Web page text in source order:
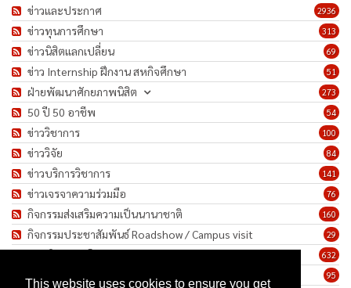
This website uses cookies to ensure you get
2936
ข่าวและประกาศ
313
ข่าวทุนการศึกษา
69
ข่าวนิสิตแลกเปลี่ยน
51
ข่าว Internship ฝึกงาน สหกิจศึกษา
273
ฝ่ายพัฒนาศักยภาพนิสิต
54
50 ปี 50 อาชีพ
100
ข่าววิชาการ
84
ข่าววิจัย
141
ข่าวบริการวิชาการ
76
ข่าวเจรจาความร่วมมือ
160
กิจกรรมส่งเสริมความเป็นนานาชาติ
29
กิจกรรมประชาสัมพันธ์ Roadshow / Campus visit
632
ภาพกิจกรรม/โครงการ
95